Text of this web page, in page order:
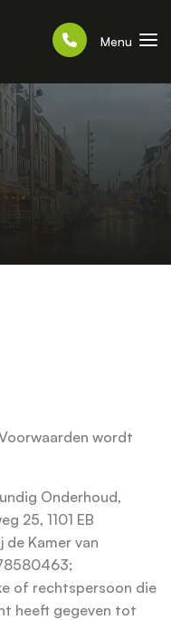
Menu
wordt
Onderhoud,
25, 1101 EB
Kamer van
of rechtspersoon die
heeft gegeven tot